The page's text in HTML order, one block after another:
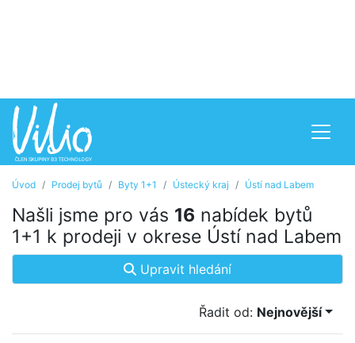
Úvod Prodej bytů Byty 1+1 Ústecký kraj Ústí nad Labem
Našli jsme pro vás 16 nabídek bytů
1+1 k prodeji v okrese Ústí nad Labem
Upravit hledání
Řadit od: Nejnovější